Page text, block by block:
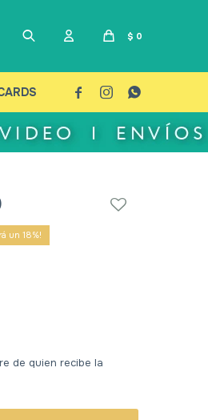
$ 0
  
18
de quien recibe la